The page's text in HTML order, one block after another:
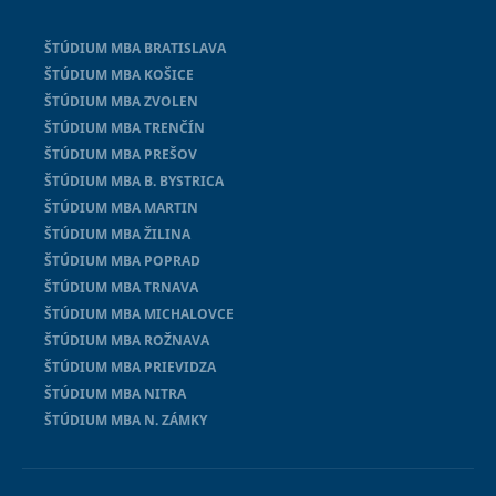
ŠTÚDIUM MBA BRATISLAVA
ŠTÚDIUM MBA KOŠICE
ŠTÚDIUM MBA ZVOLEN
ŠTÚDIUM MBA TRENČÍN
ŠTÚDIUM MBA PREŠOV
ŠTÚDIUM MBA B. BYSTRICA
ŠTÚDIUM MBA MARTIN
ŠTÚDIUM MBA ŽILINA
ŠTÚDIUM MBA POPRAD
ŠTÚDIUM MBA TRNAVA
ŠTÚDIUM MBA MICHALOVCE
ŠTÚDIUM MBA ROŽNAVA
ŠTÚDIUM MBA PRIEVIDZA
ŠTÚDIUM MBA NITRA
ŠTÚDIUM MBA N. ZÁMKY